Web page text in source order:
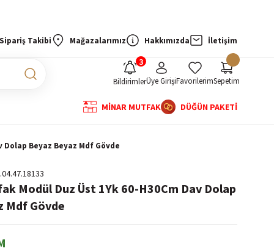
Sipariş Takibi Mağazalarımız Hakkımızda İletişim
BildirimlerÜye GirişiFavorilerimSepetim
MİNAR MUTFAK DÜĞÜN PAKETİ
Dolap Beyaz Beyaz Mdf Gövde
Modül Duz Üst 1Yk 60-H30Cm Dav Dolap
Mdf Gövde